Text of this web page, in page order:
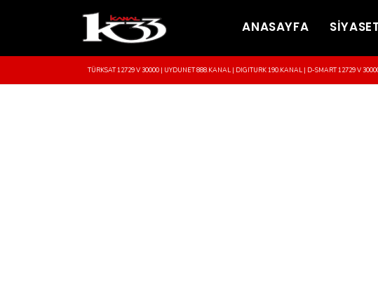
ANASAYFA
TÜRKSAT 12729 V 30000 | UYDUNET 888.KANAL | DIGITURK 190.KANAL | D-SMART 12729 V